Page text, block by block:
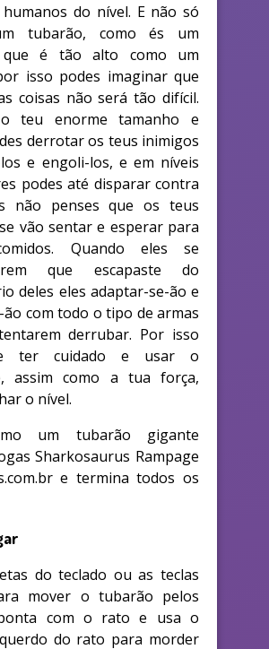
do nível. E não só
tubarão, como és um
que é tão alto como um
isso podes imaginar que
coisas não será tão difícil.
teu enorme tamanho e
derrotar os teus inimigos
e engoli-los, e em níveis
podes até disparar contra
não penses que os teus
vão sentar e esperar para
Quando eles se
que escapaste do
deles eles adaptar-se-ão e
com todo o tipo de armas
derrubar. Por isso
ter cuidado e usar o
assim como a tua força,
o nível.
um tubarão gigante
Sharkosaurus Rampage
e termina todos os
do teclado ou as teclas
mover o tubarão pelos
com o rato e usa o
do rato para morder